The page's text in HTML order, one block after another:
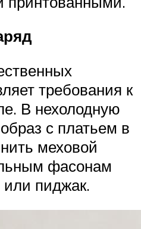
требования к
В нехолодную
с платьем в
меховой
фасонам
или пиджак.